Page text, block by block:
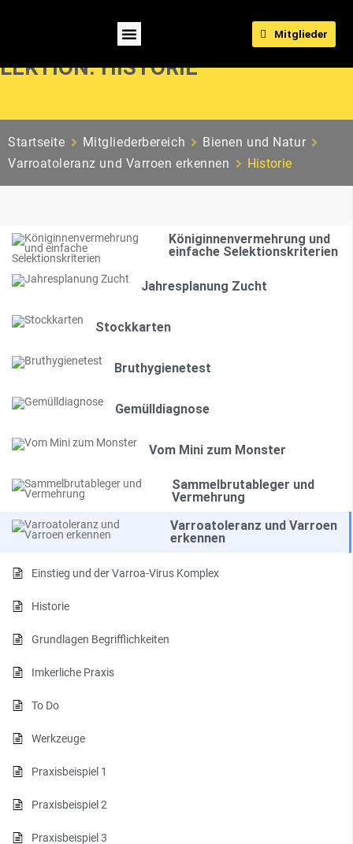
Mitglieder
LEKTION: HISTORIE
Startseite Mitgliederbereich
Bienen und Natur
Varroatoleranz und Varroen erkennen
Historie
Königinnenvermehrung und
einfache Selektionskriterien
Jahresplanung Zucht
Stockkarten
Bruthygienetest
Gemülldiagnose
Vom Mini zum Monster
Sammelbrutableger und
Vermehrung
Varroatoleranz und Varroen
erkennen
Einstieg und der Varroa-Virus Komplex
Historie
Grundlagen Begrifflichkeiten
Imkerliche Praxis
To Do
Werkzeuge
Praxisbeispiel 1
Praxisbeispiel 2
Praxisbeispiel 3